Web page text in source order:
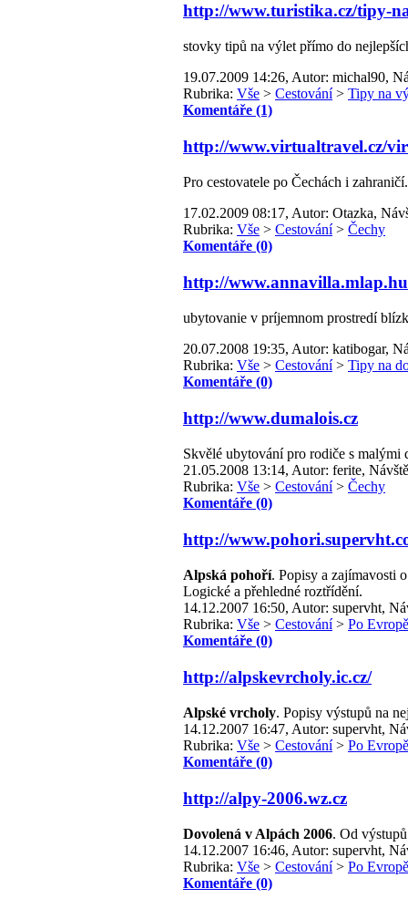
http://www.turistika.cz/tipy-
stovky tipů na výlet přímo do
19.07.2009 14:26, Autor: michal90,
Rubrika: Vše > Cestování> Tipy na
Komentáře (1)
http://www.virtualtravel.cz/
Pro cestovatele po Čechách i zahraničí.
17.02.2009 08:17, Autor: Otazka,
Rubrika: Vše > Cestování> Čechy
Komentáře (0)
http://www.annavilla.mlap.hu
ubytovanie v príjemnom prostredí
20.07.2008 19:35, Autor: katibogar,
Rubrika: Vše > Cestování> Tipy na
Komentáře (0)
http://www.dumalois.cz
Skvělé ubytování pro rodiče s malými
21.05.2008 13:14, Autor: ferite,
Rubrika: Vše > Cestování> Čechy
Komentáře (0)
http://
Alpská pohoří. Popisy a zajímavosti
Logické a přehledné roztřídění.
14.12.2007 16:50, Autor: supervht,
Rubrika: Vše > Cestování> Po Evropě
Komentáře (0)
http://alpskevrcholy.ic.cz/
Alpské vrcholy. Popisy výstupů na
14.12.2007 16:47, Autor: supervht,
Rubrika: Vše > Cestování> Po Evropě
Komentáře (0)
http://alpy-2006.wz.cz
Dovolená v Alpách 2006. Od
14.12.2007 16:46, Autor: supervht,
Rubrika: Vše > Cestování> Po Evropě
Komentáře (0)